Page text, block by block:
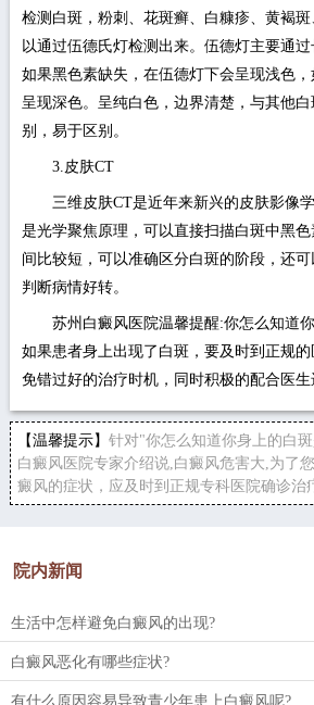
检测白斑，粉刺、花斑癣、白糠疹、黄褐
以通过伍德氏灯检测出来。伍德灯主要通过
如果黑色素缺失，在伍德灯下会呈现浅色
呈现深色。呈纯白色，边界清楚，与其他
别，易于区别。
3.皮肤CT
三维皮肤CT是近年来新兴的皮肤影像学
是光学聚焦原理，可以直接扫描白斑中黑
间比较短，可以准确区分白斑的阶段，还可
判断病情好转。
苏州白癜风医院温馨提醒:你怎么知道你
如果患者身上出现了白斑，要及时到正规
免错过好的治疗时机，同时积极的配合医生
【温馨提示】 针对"你怎么知道你身上的白
白癜风医院专家介绍说,白癜风危害大,为了
癜风的症状，应及时到正规专科医院确诊治
院内新闻
生活中怎样避免白癜风的出现?
白癜风恶化有哪些症状?
有什么原因容易导致青少年患上白癜风呢?